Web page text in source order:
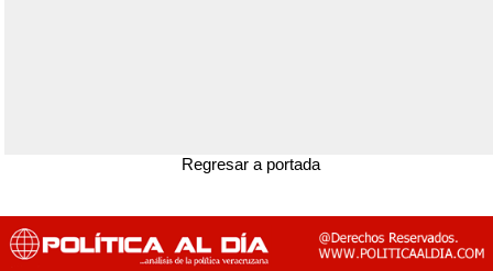
Regresar a portada